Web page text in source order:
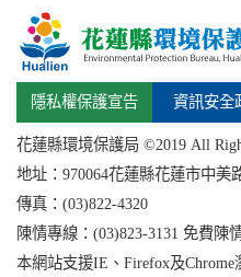
隱私權保護宣告 資訊安全
花蓮縣環境保護局 ©2019 All
地址： 970064花蓮縣花蓮市中美
傳真：(03)822-4320
陳情專線：(03)823-3131 免費陳
本網站支援IE、Firefox及